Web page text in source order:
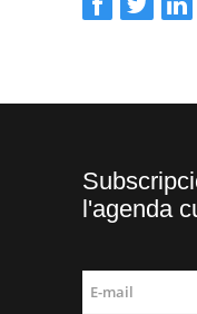
l'agenda